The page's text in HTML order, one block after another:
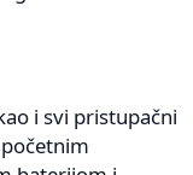
i svi pristupačni